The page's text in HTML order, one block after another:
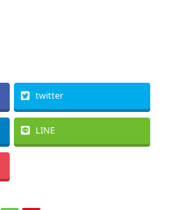
twitter
LINE